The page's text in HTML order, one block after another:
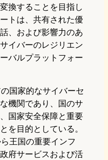
換することを目指し
トは、共有された優
、および影響力のあ
イバーのレジリエン
バルプラットフォー
国家的なサイバーセ
機関であり、国のサ
国家安全保障と重要
を目的としている。
王国の重要インフ
府サービスおよび活